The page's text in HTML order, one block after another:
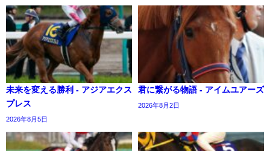
未来を変える勝利 - アジアエクス
プレス
2026年8月5日
君に繋がる物語 - アイムユアーズ
2026年8月2日